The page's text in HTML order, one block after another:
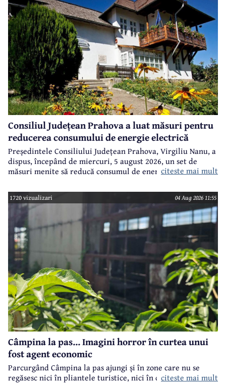
Consiliul Județean Prahova a luat măsuri pentru
reducerea consumului de energie electrică
Președintele Consiliului Județean Prahova, Virgiliu Nanu, a
dispus, începând de miercuri, 5 august 2026, un set de
măsuri menite să reducă consumul de energie electrică în
ca parte a unui demers mai amplu de utilizare responsabilă
a fondurilor publice.
citeste mai mult
1720 vizualizari 04 Aug 2026 11:55
Câmpina la pas... Imagini horror în curtea unui
fost agent economic
Parcurgând Câmpina la pas ajungi și în zone care nu se
regăsesc nici în pliantele turistice, nici în cele.. electorale.
citeste mai mult